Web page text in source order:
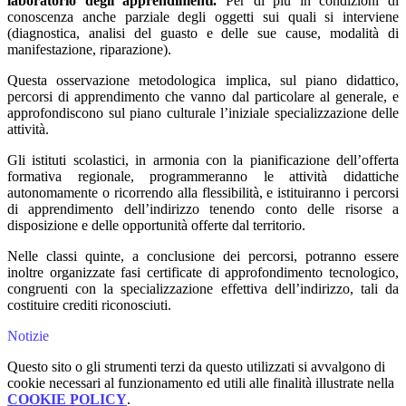
conoscenza anche parziale degli oggetti sui quali si interviene
(diagnostica, analisi del guasto e delle sue cause, modalità di
manifestazione, riparazione).
Questa osservazione metodologica implica, sul piano didattico,
percorsi di apprendimento che vanno dal particolare al generale, e
approfondiscono sul piano culturale l’iniziale specializzazione delle
attività.
Gli istituti scolastici, in armonia con la pianificazione dell’offerta
formativa regionale, programmeranno le attività didattiche
autonomamente o ricorrendo alla flessibilità, e istituiranno i percorsi
di apprendimento dell’indirizzo tenendo conto delle risorse a
disposizione e delle opportunità offerte dal territorio.
Nelle classi quinte, a conclusione dei percorsi, potranno essere
inoltre organizzate fasi certificate di approfondimento tecnologico,
congruenti con la specializzazione effettiva dell’indirizzo, tali da
costituire crediti riconosciuti.
Notizie
Questo sito o gli strumenti terzi da questo utilizzati si avvalgono di
cookie necessari al funzionamento ed utili alle finalità illustrate nella
COOKIE POLICY.